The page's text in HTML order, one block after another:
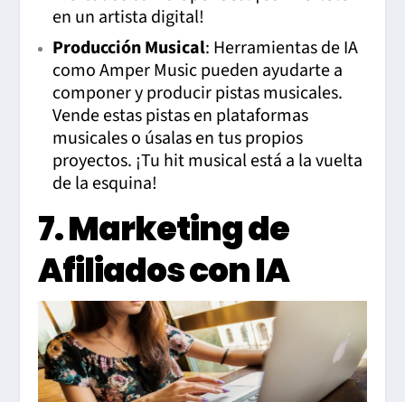
en un artista digital!
Producción Musical: Herramientas de IA
como Amper Music pueden ayudarte a
componer y producir pistas musicales.
Vende estas pistas en plataformas
musicales o úsalas en tus propios
proyectos. ¡Tu hit musical está a la vuelta
de la esquina!
7. Marketing de
Afiliados con IA